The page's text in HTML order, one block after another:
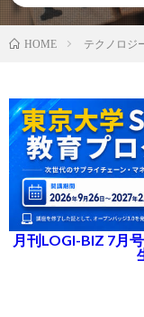
HOME テクノロジ
月刊LOGI-BIZ 7月